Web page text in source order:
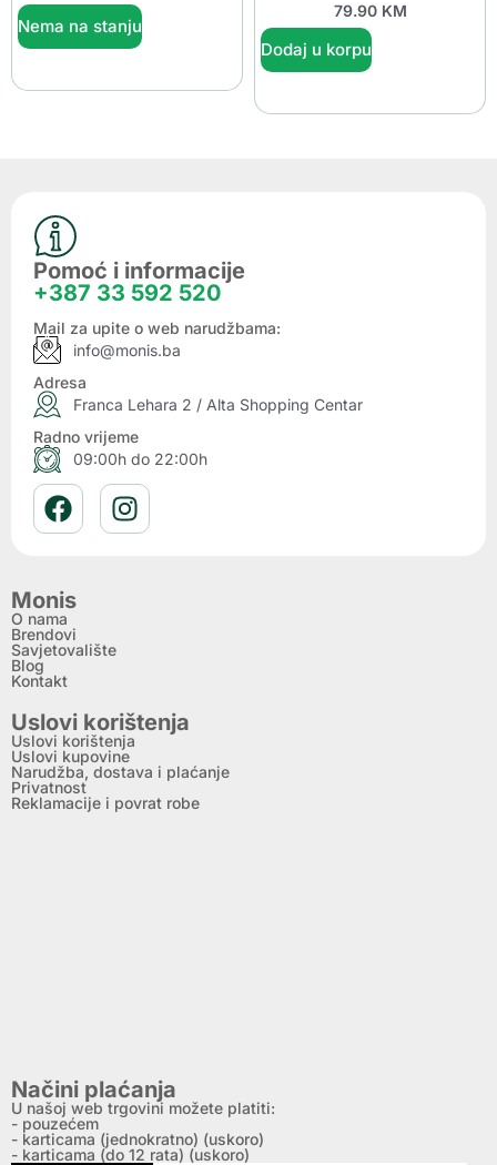
Nema na stanju
79.90 KM
Dodaj u korpu
Pomoć i informacije
+387 33 592 520
Mail za upite o web narudžbama:
info@monis.ba
Adresa
Franca Lehara 2 / Alta Shopping Centar
Radno vrijeme
09:00h do 22:00h
Monis
O nama
Brendovi
Savjetovalište
Blog
Kontakt
Uslovi korištenja
Uslovi korištenja
Uslovi kupovine
Narudžba, dostava i plaćanje
Privatnost
Reklamacije i povrat robe
Načini plaćanja
U našoj web trgovini možete platiti:
- pouzećem
- karticama (jednokratno) (uskoro)
- karticama (do 12 rata) (uskoro)